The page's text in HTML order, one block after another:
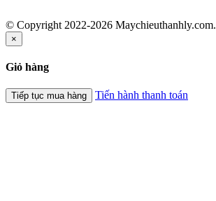
© Copyright 2022-2026 Maychieuthanhly.com.
×
Giỏ hàng
Tiếp tục mua hàng Tiến hành thanh toán